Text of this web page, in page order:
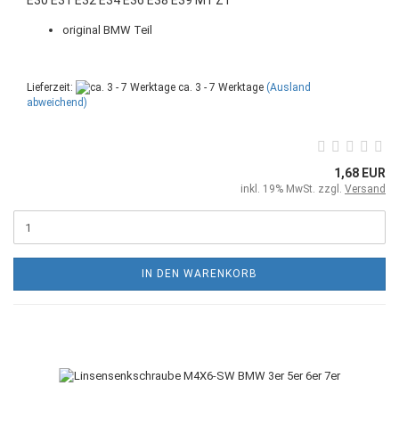
original BMW Teil
Lieferzeit: ca. 3 - 7 Werktage (Ausland
abweichend)
1,68 EUR
inkl. 19% MwSt. zzgl. Versand
IN DEN WARENKORB